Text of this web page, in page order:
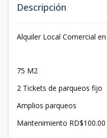
Descripción
Alquiler Local Comercial
75 M2
2 Tickets de parqueos fijo
Amplios parqueos
Mantenimiento